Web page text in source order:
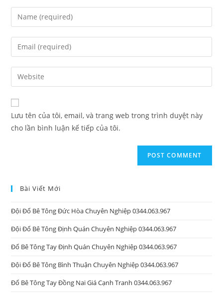
Enter
your
name
comment
Enter
your
email
address
comment
Enter
your
website
URL
Lưu tên của tôi, email, và trang web trong trình duyệt này
cho lần bình luận kế tiếp của tôi.
Bài Viết Mới
Đội Đổ Bê Tông Đức Hòa Chuyên Nghiệp 0344.063.967
Đội Đổ Bê Tông Định Quán Chuyên Nghiệp 0344.063.967
Đổ Bê Tông Tay Định Quán Chuyên Nghiệp 0344.063.967
Đội Đổ Bê Tông Bình Thuận Chuyên Nghiệp 0344.063.967
Đổ Bê Tông Tay Đồng Nai Giá Cạnh Tranh 0344.063.967